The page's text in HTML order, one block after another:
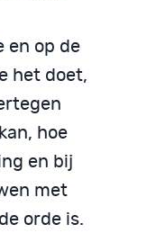
en op de
het doet,
hoe
en bij
met
orde is.